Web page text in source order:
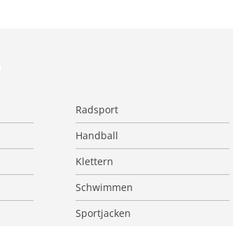
Radsport
Handball
Klettern
Schwimmen
Sportjacken